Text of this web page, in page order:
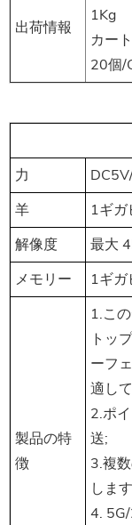
出荷情報
1Kg
カー
20個/
力
羊
1ギガ
解像度
最大
メモリー
1ギガ
製品の特
徴
1.こ
トッ
ーフ
適し
2.ポ
送;
3.複
します
4.